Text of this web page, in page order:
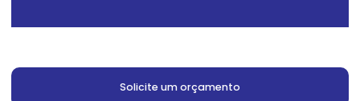
Solicite um orçamento